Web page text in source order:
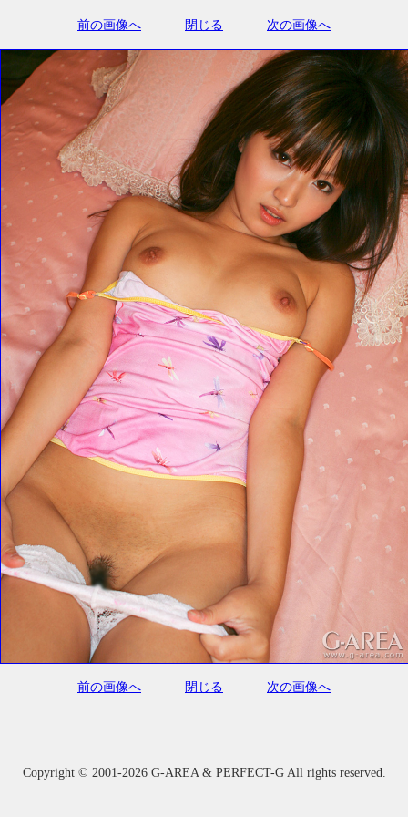
前の画像へ 閉じる 次の画像へ
前の画像へ 閉じる 次の画像へ
Copyright © 2001-2026 G-AREA & PERFECT-G All rights reserved.